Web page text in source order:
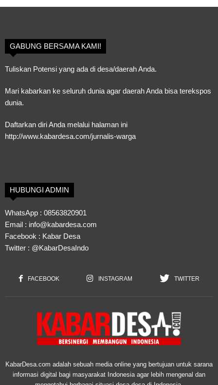
GABUNG BERSAMA KAMI!
Tuliskan Potensi yang ada di desa/daerah Anda.
Mari kabarkan ke seluruh dunia agar daerah Anda bisa terekspos
dunia.
Daftarkan diri Anda melalui halaman ini
http://www.kabardesa.com/jurnalis-warga
HUBUNGI ADMIN
WhatsApp : 08563820901
Email : info@kabardesa.com
Facebook : Kabar Desa
Twitter : @KabarDesaIndo
FACEBOOK INSTAGRAM TWITTER
KabarDesa.com adalah sebuah media online yang bertujuan untuk sarana
informasi digital bagi masyarakat Indonesia agar lebih mengenal dan